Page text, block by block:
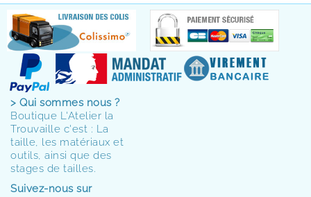
> Qui sommes nous ?
Boutique L'Atelier la
Trouvaille c'est : La
taille, les matériaux et
outils, ainsi que des
stages de tailles.
Suivez-nous sur